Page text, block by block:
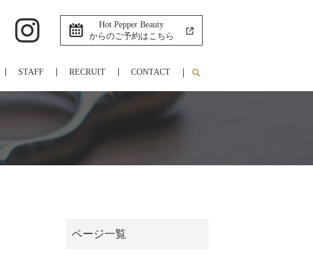
Hot Pepper Beauty
からのご予約はこちら
STAFF RECRUIT CONTACT